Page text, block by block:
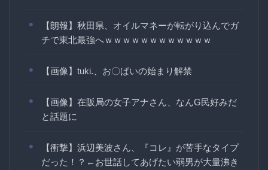
【朗報】秋田県、オイルマネーが転がり込んでガ
チで東北最強へｗｗｗｗｗｗｗｗｗｗｗｗ
【画像】tuki.、お〇ぱいの始まり解禁
【画像】在阪局の女子アナさん、なんG民好みだ
と話題に
【衝撃】浜辺美波さん、『コレ』が苦手なタイプ
だった！？←お世話してあげたい弱男が大量沸き